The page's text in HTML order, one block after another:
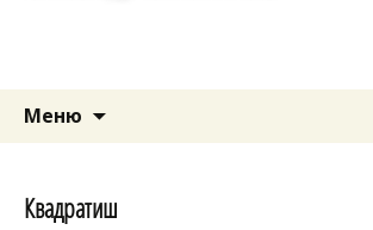
Меню
Квадратиш